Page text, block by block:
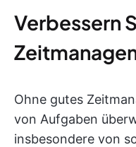
Verbessern
Ohne gutes
von Aufgaben
insbesondere von